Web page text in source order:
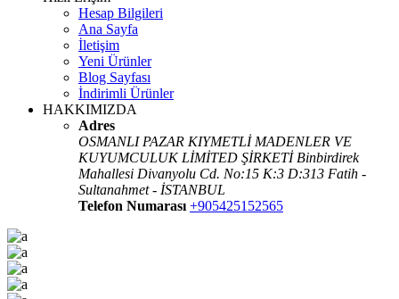
Hesap Bilgileri
Ana Sayfa
İletişim
Yeni Ürünler
Blog Sayfası
İndirimli Ürünler
HAKKIMIZDA
Adres
OSMANLI PAZAR KIYMETLİ MADENLER VE
KUYUMCULUK LİMİTED ŞİRKETİ Binbirdirek
Mahallesi Divanyolu Cd. No:15 K:3 D:313 Fatih -
Sultanahmet - İSTANBUL
Telefon Numarası +905425152565